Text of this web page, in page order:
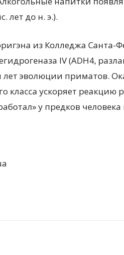
лет до н. э.).
из Колледжа Санта-
IV (ADH4,
эволюции приматов.
класса ускоряет
у предков